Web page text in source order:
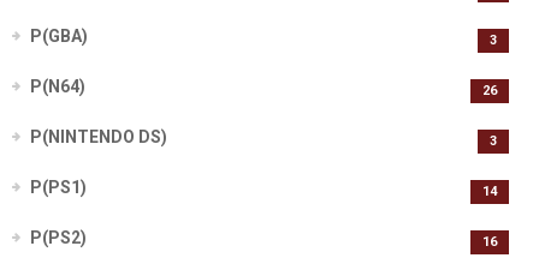
P(GBA) 3
P(N64) 26
P(NINTENDO DS) 3
P(PS1) 14
P(PS2) 16